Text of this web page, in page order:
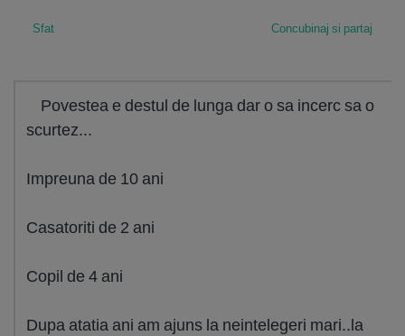
Sfat Concubinaj si partaj
Povestea e destul de lunga dar o sa incerc sa o
scurtez...
Impreuna de 10 ani
Casatoriti de 2 ani
Copil de 4 ani
Dupa atatia ani am ajuns la neintelegeri mari..la